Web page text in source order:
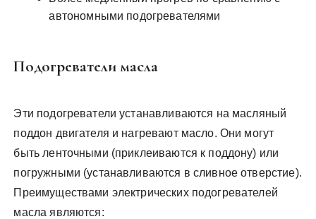
автономными подогревателями
Подогреватели масла
Эти подогреватели устанавливаются на масляный
поддон двигателя и нагревают масло. Они могут
быть ленточными (приклеиваются к поддону) или
погружными (устанавливаются в сливное отверстие).
Преимуществами электрических подогревателей
масла являются: